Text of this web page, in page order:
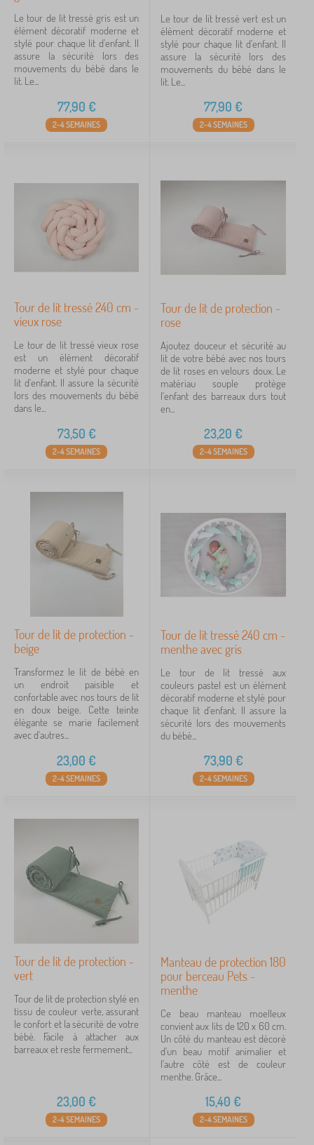
Le tour de lit tressé gris est un
élément décoratif moderne et
stylé pour chaque lit d'enfant. Il
assure la sécurité lors des
mouvements du bébé dans le
lit. Le...
77,90 €
2-4 SEMAINES
Le tour de lit tressé vert est un
élément décoratif moderne et
stylé pour chaque lit d'enfant. Il
assure la sécurité lors des
mouvements du bébé dans le
lit. Le...
77,90 €
2-4 SEMAINES
Tour de lit tressé 240 cm -
vieux rose
Le tour de lit tressé vieux rose
est un élément décoratif
moderne et stylé pour chaque
lit d'enfant. Il assure la sécurité
lors des mouvements du bébé
dans le...
73,50 €
2-4 SEMAINES
Tour de lit de protection -
rose
Ajoutez douceur et sécurité au
lit de votre bébé avec nos tours
de lit roses en velours doux. Le
matériau souple protège
l'enfant des barreaux durs tout
en...
23,20 €
2-4 SEMAINES
Tour de lit de protection -
beige
Transformez le lit de bébé en
un endroit paisible et
confortable avec nos tours de lit
en doux beige. Cette teinte
élégante se marie facilement
avec d'autres...
23,00 €
2-4 SEMAINES
Tour de lit tressé 240 cm -
menthe avec gris
Le tour de lit tressé aux
couleurs pastel est un élément
décoratif moderne et stylé pour
chaque lit d'enfant. Il assure la
sécurité lors des mouvements
du bébé...
73,90 €
2-4 SEMAINES
Tour de lit de protection -
vert
Tour de lit de protection stylé en
tissu de couleur verte, assurant
le confort et la sécurité de votre
bébé. Facile à attacher aux
barreaux et reste fermement...
23,00 €
2-4 SEMAINES
Manteau de protection 180
pour berceau Pets -
menthe
Ce beau manteau moelleux
convient aux lits de 120 x 60 cm.
Un côté du manteau est décoré
d'un beau motif animalier et
l'autre côté est de couleur
menthe. Grâce...
15,40 €
2-4 SEMAINES